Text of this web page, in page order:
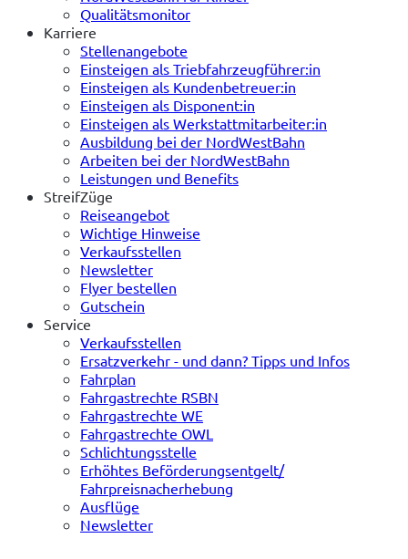
Qualitätsmonitor
Karriere
Stellenangebote
Einsteigen als Triebfahrzeugführer:in
Einsteigen als Kundenbetreuer:in
Einsteigen als Disponent:in
Einsteigen als Werkstattmitarbeiter:in
Ausbildung bei der NordWestBahn
Arbeiten bei der NordWestBahn
Leistungen und Benefits
StreifZüge
Reiseangebot
Wichtige Hinweise
Verkaufsstellen
Newsletter
Flyer bestellen
Gutschein
Service
Verkaufsstellen
Ersatzverkehr - und dann? Tipps und Infos
Fahrplan
Fahrgastrechte RSBN
Fahrgastrechte WE
Fahrgastrechte OWL
Schlichtungsstelle
Erhöhtes Beförderungsentgelt/
Fahrpreisnacherhebung
Ausflüge
Newsletter